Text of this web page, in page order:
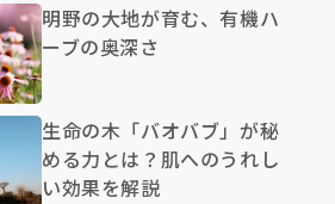
明野の大地が育む、有機ハ
ーブの奥深さ
生命の木「バオバブ」が秘
める力とは？肌へのうれし
い効果を解説